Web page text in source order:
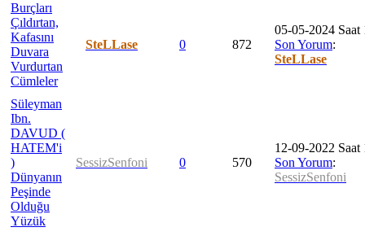
Burçları
Çıldırtan,
Kafasını
Duvara
Vurdurtan
Cümleler
SteLLase 0 872
05-05-2024 Saat
Son Yorum:
SteLLase
Süleyman
Ibn.
DAVUD (
HATEM'i
)
Dünyanın
Peşinde
Olduğu
Yüzük
SessizSenfoni 0 570
12-09-2022 Saat
Son Yorum:
SessizSenfoni